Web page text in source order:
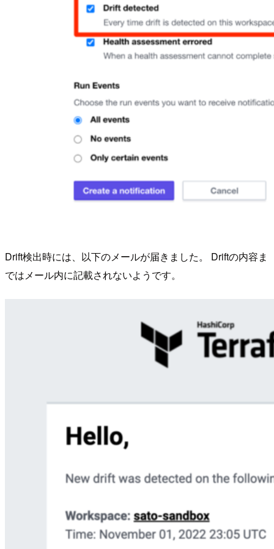
Drift検出時には、以下のメールが届きました。 Driftの内容ま
ではメール内に記載されないようです。